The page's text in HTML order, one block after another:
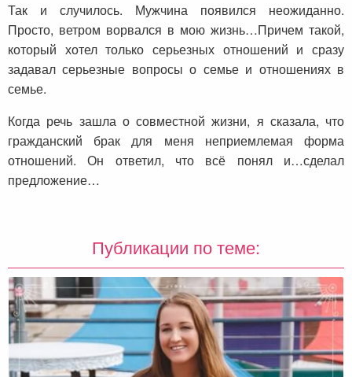
Так и случилось. Мужчина появился неожиданно.
Просто, ветром ворвался в мою жизнь…Причем такой,
который хотел только серьезных отношений и сразу
задавал серьезные вопросы о семье и отношениях в
семье.
Когда речь зашла о совместной жизни, я сказала, что
гражданский брак для меня неприемлемая форма
отношений. Он ответил, что всё понял и…сделал
предложение…
Публикации по теме: